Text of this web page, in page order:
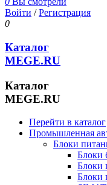
Войти /Регистрация
0
Каталог
MEGE.RU
Каталог
MEGE.RU
Перейти в каталог
Промышленная
Блоки
Блоки
Блоки
Блоки